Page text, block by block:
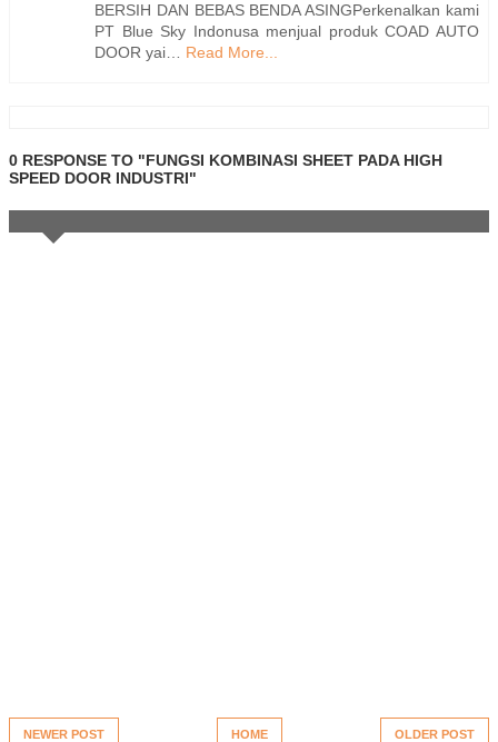
BERSIH DAN BEBAS BENDA ASINGPerkenalkan kami
PT Blue Sky Indonusa menjual produk COAD AUTO
DOOR yai…
Read More...
0 RESPONSE TO "FUNGSI KOMBINASI SHEET PADA HIGH
SPEED DOOR INDUSTRI"
NEWER POST OLDER POST
HOME